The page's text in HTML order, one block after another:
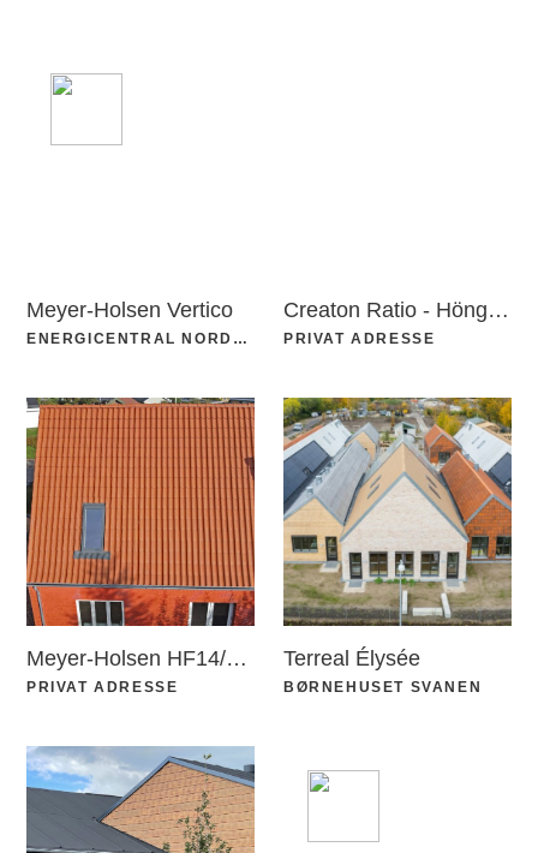
Meyer-Holsen Vertico
ENERGICENTRAL NORDHAVNEN
Creaton Ratio - Höngeda
PRIVAT ADRESSE
Meyer-Holsen HF14/Vario m. geradschnitt
PRIVAT ADRESSE
Terreal Élysée
BØRNEHUSET SVANEN